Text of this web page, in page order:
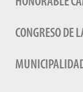
CONGRESO DE